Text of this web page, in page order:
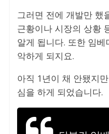
그러면 전에 개발만 했
근황이나 시장의 상황
알게 됩니다. 또한 임
악하게 되지요.
아직 1년이 채 안됐지
심을 하게 되었습니다.